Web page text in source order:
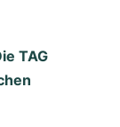
TAG